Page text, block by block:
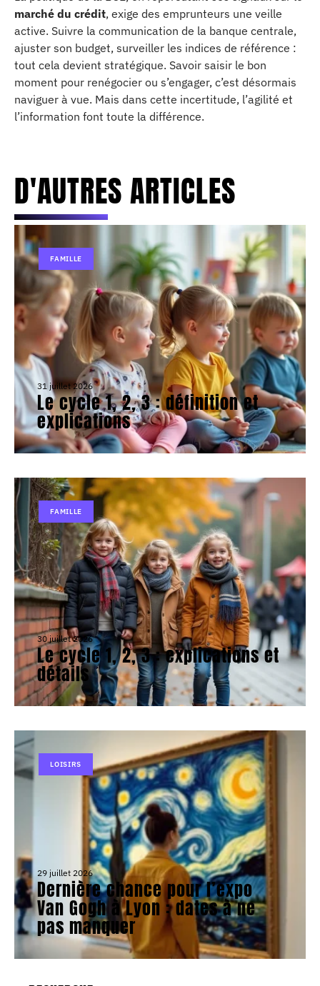
marché du crédit, exige des emprunteurs une veille
active. Suivre la communication de la banque centrale,
ajuster son budget, surveiller les indices de référence :
tout cela devient stratégique. Savoir saisir le bon
moment pour renégocier ou s’engager, c’est désormais
naviguer à vue. Mais dans cette incertitude, l’agilité et
l’information font toute la différence.
D'AUTRES ARTICLES
FAMILLE
31 juillet 2026
Le cycle 1, 2, 3 : définition et
explications
FAMILLE
30 juillet 2026
Le cycle 1, 2, 3 : explications et
détails
LOISIRS
29 juillet 2026
Dernière chance pour l’expo
Van Gogh à Lyon : dates à ne
pas manquer